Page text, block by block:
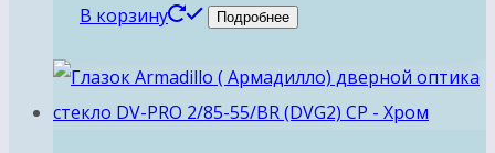
В корзину Подробнее